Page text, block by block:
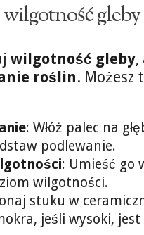
wilgotność gleby,
roślin. Możesz
: Włóż palec na
podlewanie.
: Umieść go
wilgotności.
stuku w
jeśli wysoki,